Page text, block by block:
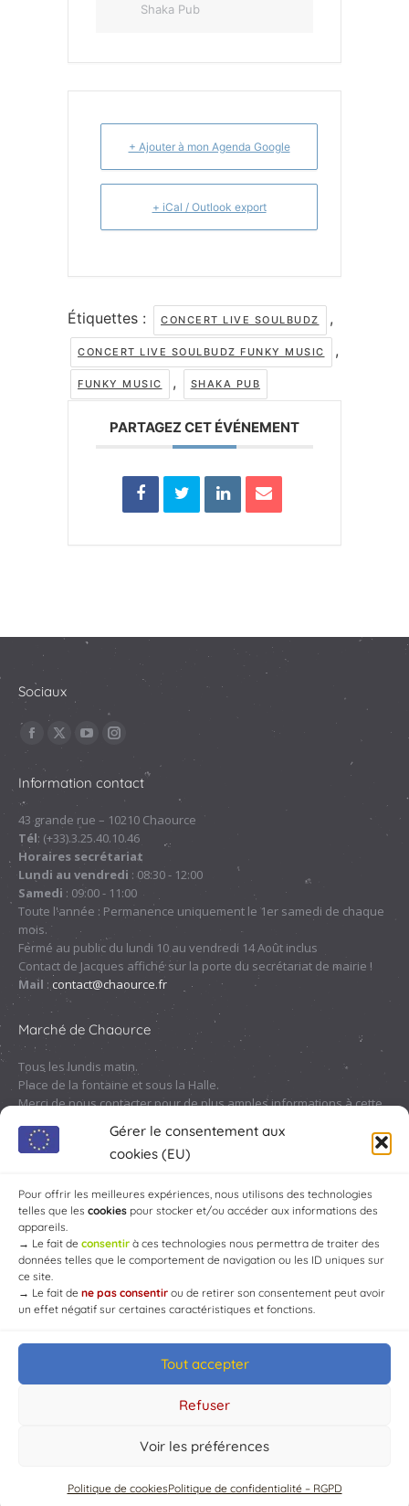
Gérer le consentement aux
cookies (EU)
Pour offrir les meilleures expériences, nous utilisons des technologies
telles que les cookies pour stocker et/ou accéder aux informations des
appareils.
→ Le fait de consentir à ces technologies nous permettra de traiter des
données telles que le comportement de navigation ou les ID uniques sur
ce site.
→ Le fait de ne pas consentir ou de retirer son consentement peut avoir
un effet négatif sur certaines caractéristiques et fonctions.
Tout accepter
Refuser
Voir les préférences
Politique de cookiesPolitique de confidentialité – RGPD
Shaka Pub
+ Ajouter à mon Agenda Google
+ iCal / Outlook export
Étiquettes : CONCERT LIVE SOULBUDZ ,
CONCERT LIVE SOULBUDZ FUNKY MUSIC ,
FUNKY MUSIC , SHAKA PUB
PARTAGEZ CET ÉVÉNEMENT
Sociaux
Trouvez nous sur :
La
page
Facebook
s'ouvre
dans
une
nouvelle
fenêtre
La
page
X
s'ouvre
dans
une
nouvelle
fenêtre
La
YouTube
s'ouvre
dans
une
nouvelle
fenêtre
La
Instagram
s'ouvre
dans
une
nouvelle
fenêtre
Information contact
43 grande rue – 10210 Chaource
Tél: (+33).3.25.40.10.46
Horaires secrétariat
Lundi au vendredi : 08:30 - 12:00
Samedi : 09:00 - 11:00
Toute l'année : Permanence uniquement le 1er samedi de chaque
mois.
Fermé au public du lundi 10 au vendredi 14 Août inclus
Contact de Jacques affiché sur la porte du secrétariat de mairie !
Mail : contact@chaource.fr
Marché de Chaource
Tous les lundis matin.
Place de la fontaine et sous la Halle.
Merci de nous contacter pour de plus amples informations à cette
© Mairie de Chaource [2004-2024] | Tous droits réservés.
Developed byWEB3-DESIGN